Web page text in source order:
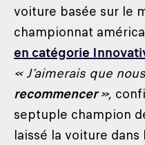
voiture basée sur le
championnat
en catégorie
« J’aimerais que
recommencer»,
septuple champion
laissé la voiture